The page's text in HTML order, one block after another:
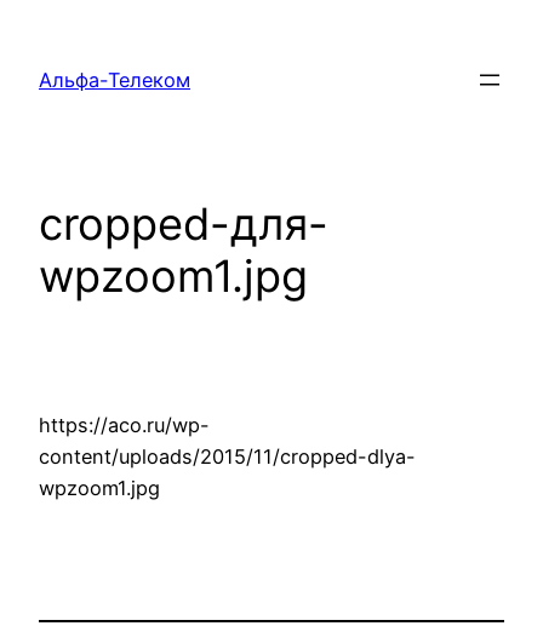
содержимому
Альфа-Телеком
cropped-для-
wpzoom1.jpg
https://aco.ru/wp-
content/uploads/2015/11/cropped-dlya-
wpzoom1.jpg